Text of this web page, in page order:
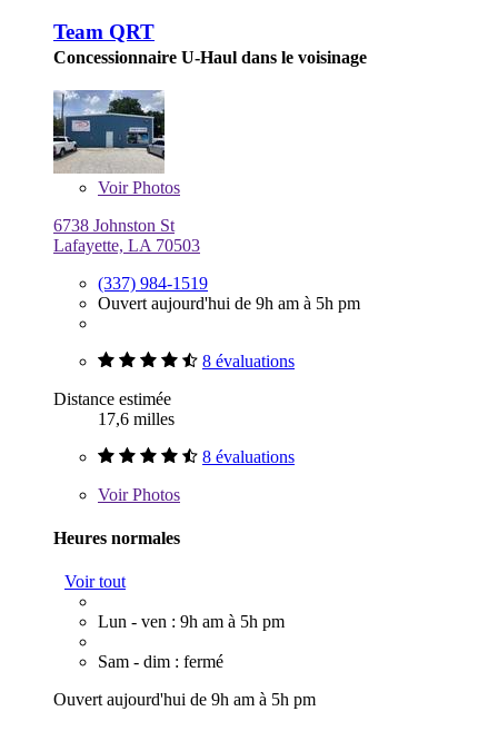
Team QRT
Concessionnaire U-Haul dans le voisinage
VoirPhotos
6738 Johnston St
Lafayette, LA 70503
(337) 984-1519
Ouvert aujourd'hui de 9h am à 5h pm
8 évaluations
Distance estimée
17,6 milles
8 évaluations
VoirPhotos
Heures normales
Voir tout
Lun - ven : 9h am à 5h pm
Sam - dim : fermé
Ouvert aujourd'hui de 9h am à 5h pm